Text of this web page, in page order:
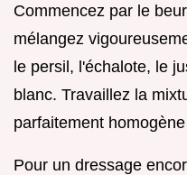
Commencez par le
mélangez
le persil, l'échalote, le
blanc. Travaillez la
parfaitement
Pour un dressage